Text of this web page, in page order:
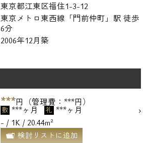
東京都江東区福住1-3-12
東京メトロ東西線「門前仲町」駅 徒歩
6分
2006年12月築
***円（管理費：***円）
敷 ***ヶ月 礼 ***ヶ月
- / 1K / 20.44m²
検討リストに追加